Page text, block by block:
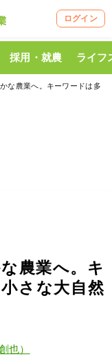
ログイン
採用・就農 ライフ
な農業へ。キーワードは多
農業へ。キ
さな大自然
也）